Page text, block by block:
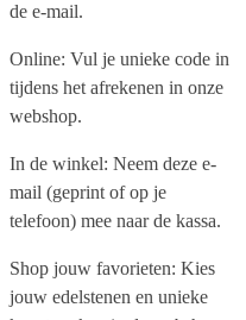
de e-mail.
Online: Vul je unieke code in
tijdens het afrekenen in onze
webshop.
In de winkel: Neem deze e-
mail (geprint of op je
telefoon) mee naar de kassa.
Shop jouw favorieten: Kies
jouw edelstenen en unieke